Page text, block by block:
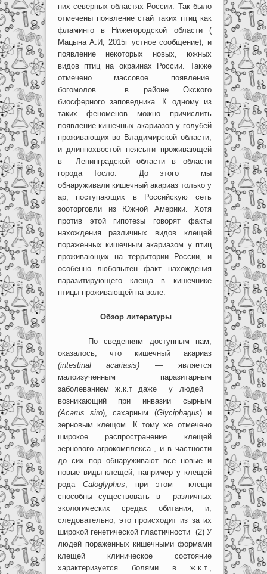
них северных областях России. Так было
отмечены появление стай таких птиц как
фламинго в Нижегородской области (
Мацына А.И, 2015г устное сообщение), и
появление некоторых новых, южных
видов птиц на окраинах России. Также
отмечено массовое появление
богомолов в районе Окского
биосферного заповедника. К одному из
таких феноменов можно причислить
появление кишечных акариазов у голубей
проживающих во Владимирской области,
и длиннохвостой неясыти проживающей
в Ленинградской области в области
города Тосло. До этого мы
обнаруживали кишечный акариаз только у
ар, поступающих в Российскую сеть
зооторговли из Южной Америки. Хотя
против этой гипотезы говорят факты
нахождения различных видов клещей
пораженных кишечным акариазом у птиц
проживающих на территории России, и
особенно любопытен факт нахождения
паразитирующего клеща в кишечнике
птицы проживающей на воле.
Обзор литературы
По сведениям доступным нам,
оказалось, что кишечный акариаз
(intestinal acariasis) — является
малоизученным паразитарным
заболеванием ж.к.т даже у людей
возникающий при инвазии сырным
(Acarus siro), сахарным (Glyciphagus) и
зерновым клещом. К тому же отмечено
широкое распространение клещей
зернового агрокомплекса , и в частности
до сих пор обнаруживают все новые и
новые виды клещей, например у клещей
рода Caloglyphus, при этом клещи
способны существовать в различных
экологических средах обитания; и,
следовательно, это происходит из за их
широкой генетической пластичности (2) У
людей пораженных кишечными формами
клещей клиническое состояние
характеризуется болями в ж.к.т.,